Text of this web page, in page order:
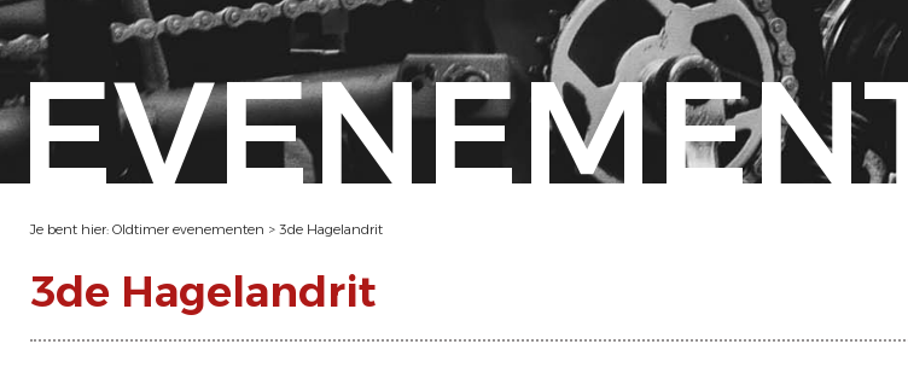
Je bent hier: Oldtimer evenementen > 3de Hagelandrit
3de Hagelandrit